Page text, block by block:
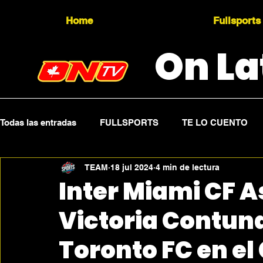
Home Fullsports
On
Todas las entradas FULLSPORTS TE LO CUENTO
Topicality PRESS RELEASE Press Sports
Inter Miami CF
Victoria
Toronto FC en
TEAM 18 jul 2024 4 min de lectura